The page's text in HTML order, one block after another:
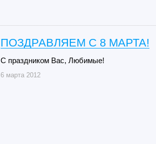
ПОЗДРАВЛЯЕМ С 8 МАРТА!
С праздником Вас, Любимые!
6 марта 2012